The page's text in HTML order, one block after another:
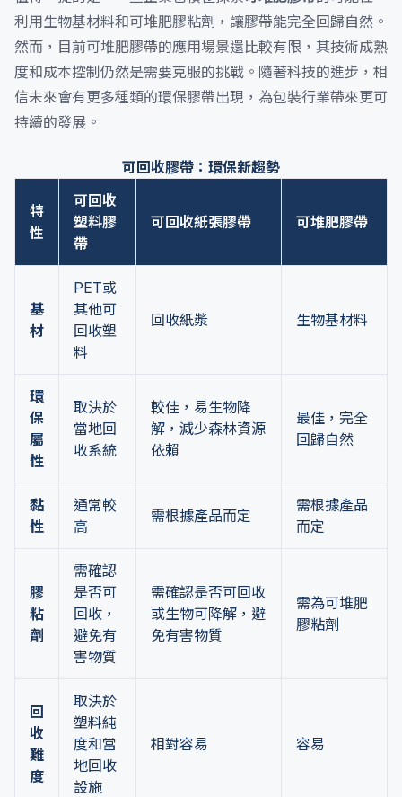
利用生物基材料和可堆肥膠粘劑，讓膠帶能完全回歸自然。
然而，目前可堆肥膠帶的應用場景還比較有限，其技術成熟
度和成本控制仍然是需要克服的挑戰。隨著科技的進步，相
信未來會有更多種類的環保膠帶出現，為包裝行業帶來更可
持續的發展。
可回收膠帶：環保新趨勢
特
性
可回收
塑料膠
帶
可回收紙張膠帶 可堆肥膠帶
基
材
PET或
其他可
回收塑
料
回收紙漿 生物基材料
環
保
屬
性
取決於
當地回
收系統
較佳，易生物降
解，減少森林資源
依賴
最佳，完全
回歸自然
黏
性
通常較
高
需根據產品而定
需根據產品
而定
膠
粘
劑
需確認
是否可
回收，
避免有
害物質
需確認是否可回收
或生物可降解，避
免有害物質
需為可堆肥
膠粘劑
回
收
難
度
取決於
塑料純
度和當
地回收
設施
相對容易 容易